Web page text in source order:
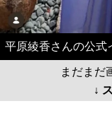
平原綾香さんの公式
まだまだ
↓